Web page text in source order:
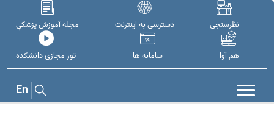
نظرسنجی دسترسی به اینترنت مجله آموزش پزشکي
هم آوا سامانه ها تور مجازی دانشکده
En